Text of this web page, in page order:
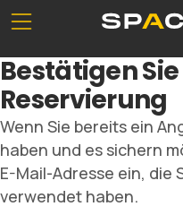
Unserе Standorte
Selfstorage-
Lagerraum Preise
Gewerbelager
Bestätigen
Reservierung
Wenn Sie bereits ein
haben und es sichern
E-Mail-Adresse ein, die
verwendet haben.